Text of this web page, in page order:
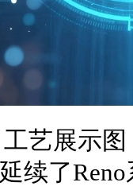
工艺展示
了Reno